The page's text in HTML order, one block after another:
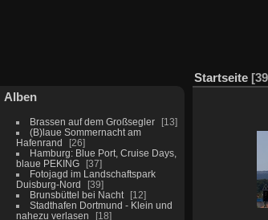
Alben
Brassen auf dem Großsegler
13
(B)laue Sommernacht am
Hafenrand
26
Hamburg: Blue Port, Cruise Days,
blaue PEKING
37
Fotojagd im Landschaftspark
Duisburg-Nord
39
Brunsbüttel bei Nacht
12
Stadthafen Dortmund - Klein und
nahezu verlasen
18
Startseite